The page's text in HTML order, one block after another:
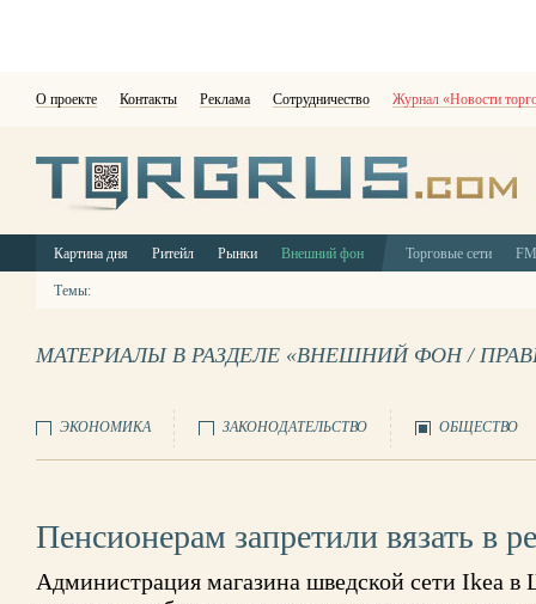
О проекте Контакты Реклама Сотрудничество Журнал «Новости
Картина дня Ритейл Рынки Внешний фон Торговые сети
Темы:
МАТЕРИАЛЫ В РАЗДЕЛЕ «ВНЕШНИЙ ФОН /
ЭКОНОМИКА ЗАКОНОДАТЕЛЬСТВО ОБЩЕСТВО
Пенсионерам запретили вязать в
Администрация магазина шведской сети Ikea в